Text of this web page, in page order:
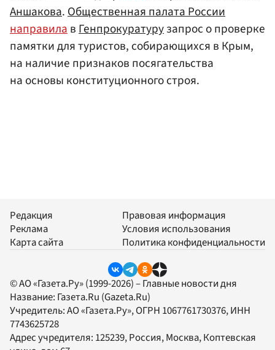
Аншакова.Общественная палата России
направилавГенпрокуратурузапрос о проверке
памятки для туристов, собирающихся в Крым,
на наличие признаков посягательства
на основы конституционного строя.
Редакция
Реклама
Карта сайта
Правовая информация
Условия использования
Политика конфиденциальности
© АО «Газета.Ру» (1999-2026) – Главные новости дня
Название: Газета.Ru (Gazeta.Ru)
Учредитель:АО «Газета.Ру», ОГРН 1067761730376, ИНН
7743625728
Адрес учредителя: 125239, Россия, Москва, Коптевская